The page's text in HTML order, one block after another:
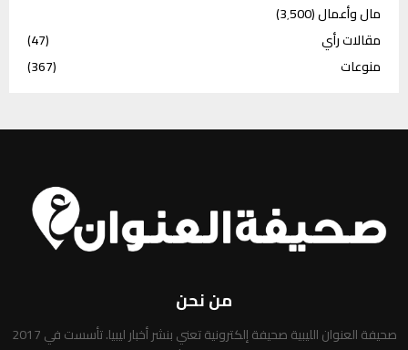
مال وأعمال(3٬500)
مقالات رأي
(47)
منوعات
(367)
من نحن
صحيفة العنوان الليبية صحيفة إلكترونية تعني بنشر أخبار ليبيا. تأسست في 2017